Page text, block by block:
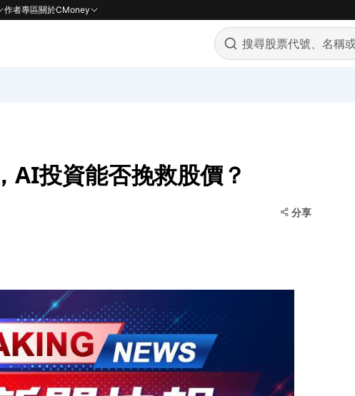
作者專區關於CMoney
投資能否挽救股價？
分享